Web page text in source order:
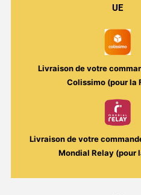
UE
Livraison de votre
Colissimo (pour la
Livraison de votre
Mondial Relay (pour